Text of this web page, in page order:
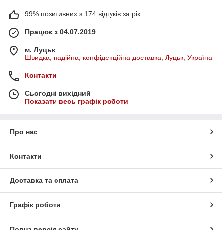
99% позитивних з 174 відгуків за рік
Працює з 04.07.2019
м. Луцьк
Швидка, надійна, конфіденційна доставка, Луцьк, Україна
Контакти
Сьогодні вихідний
Показати весь графік роботи
Про нас
Контакти
Доставка та оплата
Графік роботи